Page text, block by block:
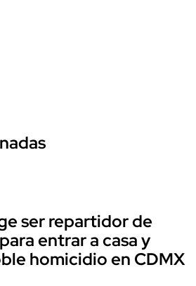
ser repartidor de
entrar a casa y
homicidio en CDMX